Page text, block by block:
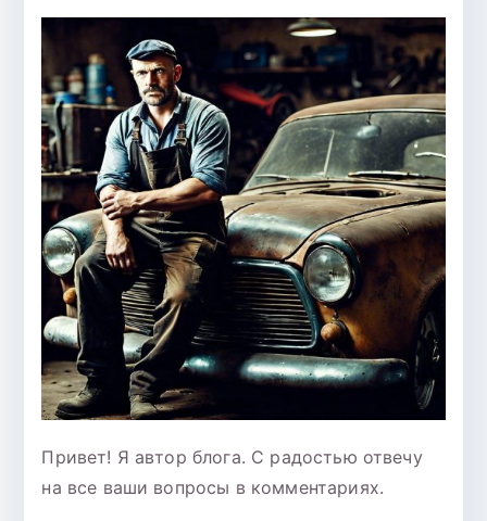
Привет! Я автор блога. С радостью отвечу
на все ваши вопросы в комментариях.